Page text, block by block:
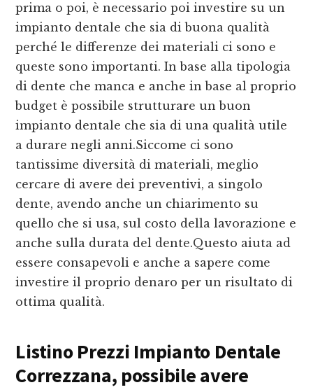
prima o poi, è necessario poi investire su un
impianto dentale che sia di buona qualità
perché le differenze dei materiali ci sono e
queste sono importanti. In base alla tipologia
di dente che manca e anche in base al proprio
budget è possibile strutturare un buon
impianto dentale che sia di una qualità utile
a durare negli anni.Siccome ci sono
tantissime diversità di materiali, meglio
cercare di avere dei preventivi, a singolo
dente, avendo anche un chiarimento su
quello che si usa, sul costo della lavorazione e
anche sulla durata del dente.Questo aiuta ad
essere consapevoli e anche a sapere come
investire il proprio denaro per un risultato di
ottima qualità.
Listino Prezzi Impianto Dentale
Correzzana, possibile avere